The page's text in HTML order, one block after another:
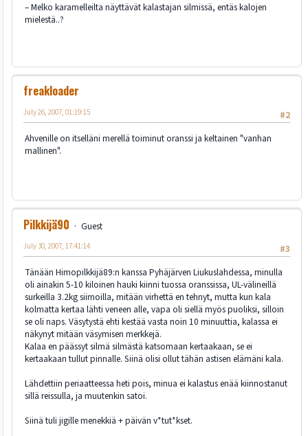
– Melko karamelleilta näyttävät kalastajan silmissä, entäs kalojen
mielestä..?
freakloader
#2
July 26, 2007, 01:19:15
Ahvenille on itselläni merellä toiminut oranssi ja keltainen "vanhan
mallinen".
Pilkkijä90
Guest
#3
July 30, 2007, 17:41:14
Tänään Himopilkkijä89:n kanssa Pyhäjärven Liukuslahdessa, minulla
oli ainakin 5-10 kiloinen hauki kiinni tuossa oranssissa, UL-välineillä
surkeilla 3.2kg siimoilla, mitään virhettä en tehnyt, mutta kun kala
kolmatta kertaa lähti veneen alle, vapa oli siellä myös puoliksi, silloin
se oli naps. Väsytystä ehti kestää vasta noin 10 minuuttia, kalassa ei
näkynyt mitään väsymisen merkkejä.
Kalaa en päässyt silmä silmästä katsomaan kertaakaan, se ei
kertaakaan tullut pinnalle. Siinä olisi ollut tähän astisen elämäni kala.
Lähdettiin periaatteessa heti pois, minua ei kalastus enää kiinnostanut
sillä reissulla, ja muutenkin satoi.
Siinä tuli jigille menekkiä + päivän v*tut*kset.